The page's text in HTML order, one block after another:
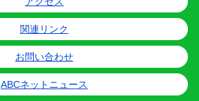
関連リンク
お問い合わせ
ABCネットニュース